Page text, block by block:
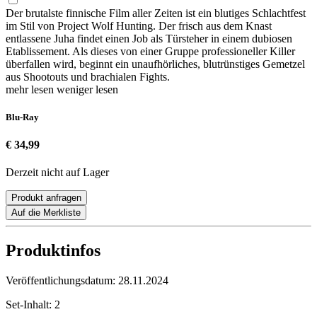
Der brutalste finnische Film aller Zeiten ist ein blutiges Schlachtfest
im Stil von Project Wolf Hunting. Der frisch aus dem Knast
entlassene Juha findet einen Job als Türsteher in einem dubiosen
Etablissement. Als dieses von einer Gruppe professioneller Killer
überfallen wird, beginnt ein unaufhörliches, blutrünstiges Gemetzel
aus Shootouts und brachialen Fights.
mehr lesen weniger lesen
Blu-Ray
€ 34,99
Derzeit nicht auf Lager
Produkt anfragen
Auf die Merkliste
Produktinfos
Veröffentlichungsdatum: 28.11.2024
Set-Inhalt: 2